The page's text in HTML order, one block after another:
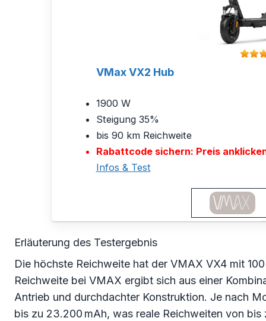
VMax VX2 Hub
1900 W
Steigung 35%
bis 90 km Reichweite
Rabattcode sichern: Preis
Infos & Test
Erläuterung des Testergebnis
Die höchste Reichweite hat der VMAX VX4 mit
Reichweite bei VMAX ergibt sich aus einer
Antrieb und durchdachter Konstruktion. Je nach
bis zu 23.200 mAh, was reale Reichweiten von